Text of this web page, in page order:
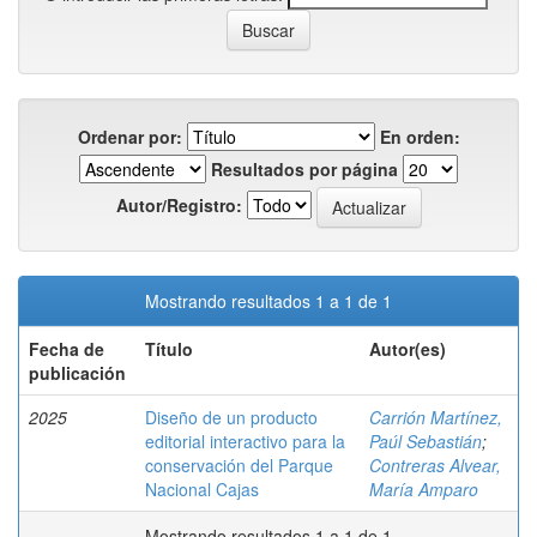
Ordenar por:
En orden:
Resultados por página
Autor/Registro:
Mostrando resultados 1 a 1 de 1
Fecha de
publicación
Título Autor(es)
2025
Diseño de un producto
editorial interactivo para la
conservación del Parque
Nacional Cajas
Carrión Martínez,
Paúl Sebastián;
Contreras Alvear,
María Amparo